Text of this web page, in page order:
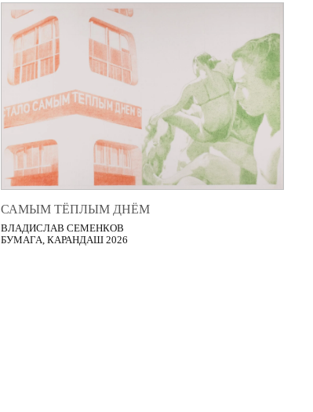
САМЫМ ТЁПЛЫМ ДНЁМ
ВЛАДИСЛАВ СЕМЕНКОВ
БУМАГА, КАРАНДАШ 2026